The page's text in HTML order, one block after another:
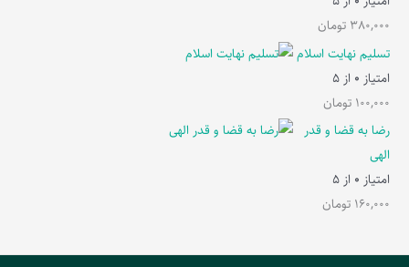
380,000 تومان
تسلیم نهایت اسلام
امتیاز 0 از 5
100,000 تومان
رضا به قضا و قدر
الهی
امتیاز 0 از 5
160,000 تومان